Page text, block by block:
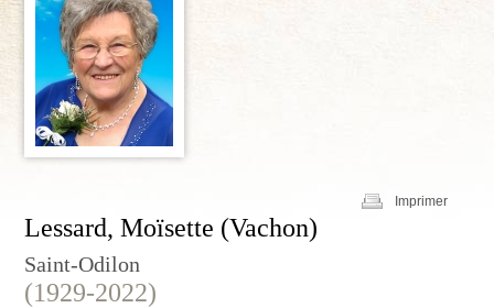
Imprimer
Lessard, Moïsette (Vachon)
Saint-Odilon
(1929-2022)